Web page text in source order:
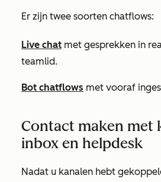
Er zijn twee soorten chatflows:
Live chat met gesprekken in
teamlid.
Bot chatflows met vooraf
Contact maken met
inbox en helpdesk
Nadat u kanalen hebt